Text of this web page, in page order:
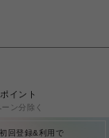
ポイント
ン分除く
回登録&利用で